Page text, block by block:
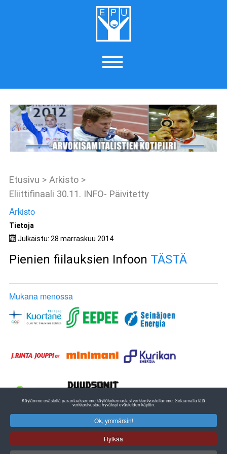
Etusivu > Arkisto >
Eliittifinaali 30.11. INFO- Päivitetty
Arkisto
Tietoja
Julkaistu: 28 marraskuu 2014
Pienien fiilauksien Infoon TÄSTÄ
Mukana menossa
Pohjanmaan Liikunta ja Urheilu
Huhtalantie 2, 60220 SEINÄJOKI
puh. 06 420 3000 fax 06 420 3050
Käytämme evästeitä parantaaksemme käyttökokemustasi verkkosivustollamme. Selaamalla tätä
verkkosivustoa hyväksyt evästeiden käytön.
Ok, ymmärsin!
Hylkää